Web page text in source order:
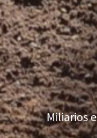
Miliarios